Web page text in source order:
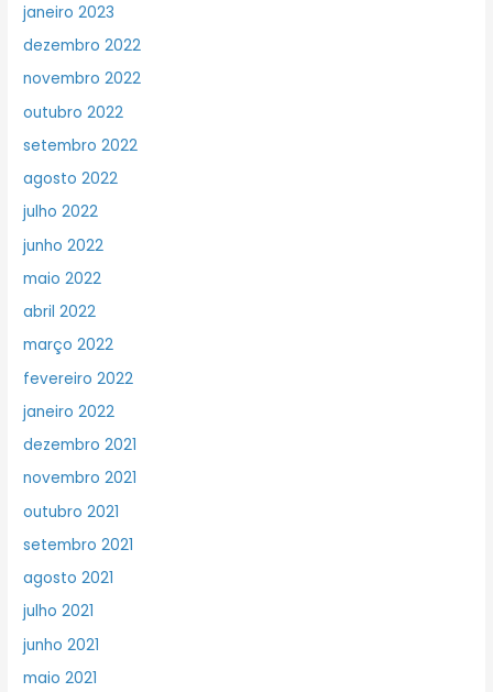
janeiro 2023
dezembro 2022
novembro 2022
outubro 2022
setembro 2022
agosto 2022
julho 2022
junho 2022
maio 2022
abril 2022
março 2022
fevereiro 2022
janeiro 2022
dezembro 2021
novembro 2021
outubro 2021
setembro 2021
agosto 2021
julho 2021
junho 2021
maio 2021